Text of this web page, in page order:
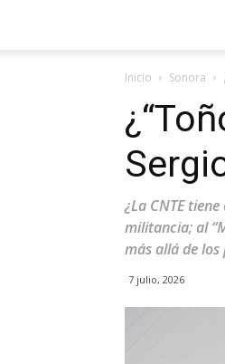
Inicio Sonora
¿La CNTE
militancia; al
más allá de
7 julio, 2026